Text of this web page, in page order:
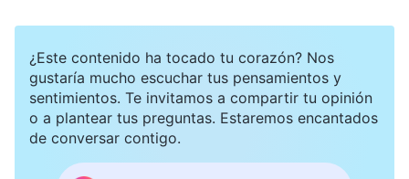
¿Este contenido ha tocado tu corazón? Nos
gustaría mucho escuchar tus pensamientos y
sentimientos. Te invitamos a compartir tu opinión
o a plantear tus preguntas. Estaremos encantados
de conversar contigo.